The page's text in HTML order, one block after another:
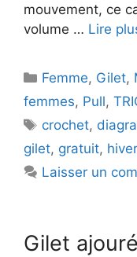
mouvement, ce
volume … Lire
Catégories
Femme, Gilet,
femmes, Pull,
Étiquettes
crochet,
gilet, gratuit, hiver
Laisser un
Gilet